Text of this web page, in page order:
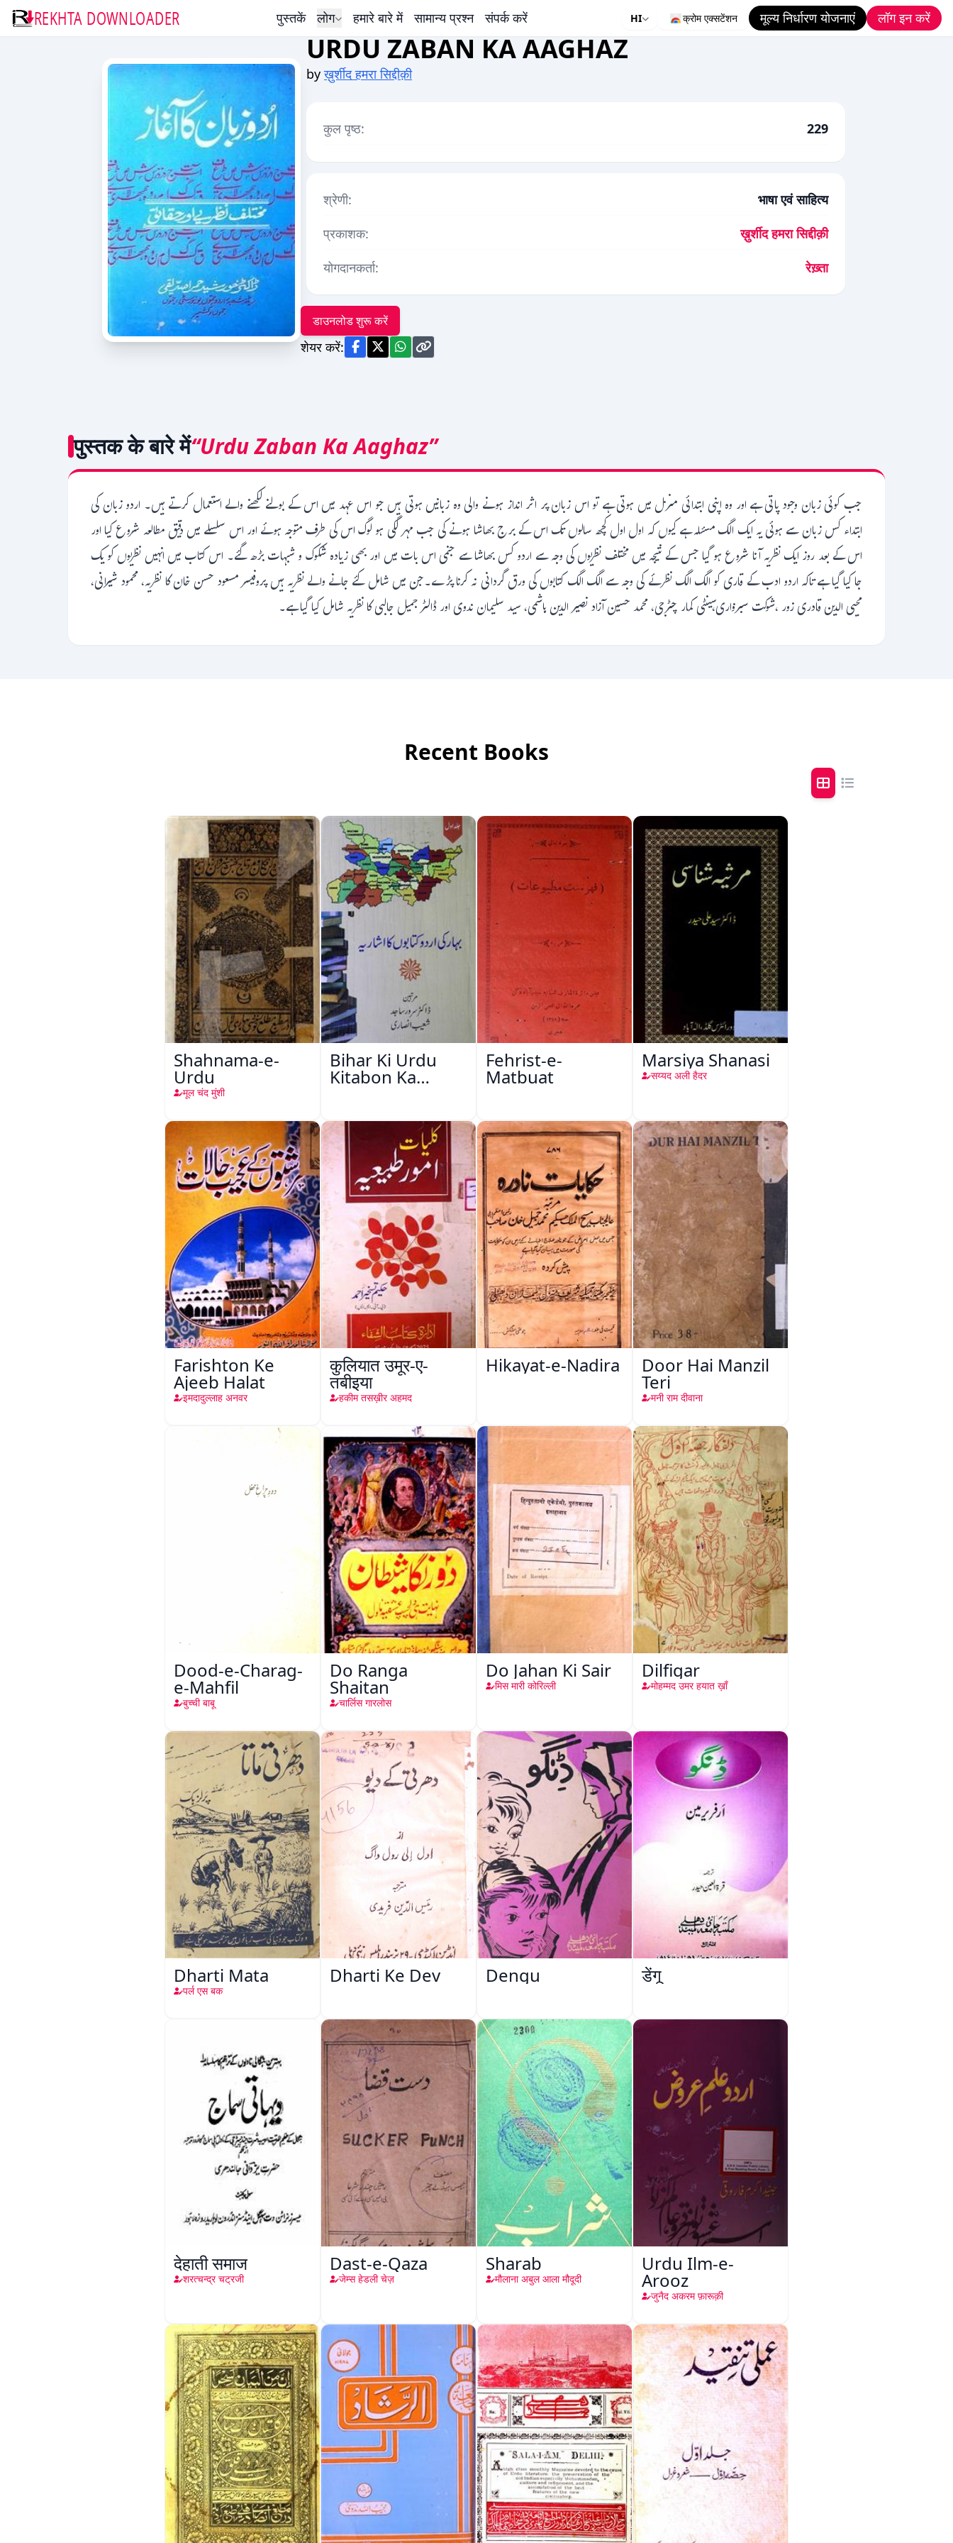
REKHTA DOWNLOADER पुस्तकें लोग हमारे बारे में सामान्य प्रश्न संपर्क करें HI क्रोम एक्सटेंशन मूल्य निर्धारण योजनाएं लॉग इन करें
URDU ZABAN KA AAGHAZ
byख़ुर्शीद हमरा सिद्दीक़ी
कुल पृष्ठ: 229
श्रेणी:
भाषा एवं साहित्य
प्रकाशक:
ख़ुर्शीद हमरा सिद्दीक़ी
योगदानकर्ता:
रेख़्ता
डाउनलोड शुरू करें
शेयर करें:
पुस्तक के बारे में“Urdu Zaban Ka Aaghaz”
جب کوئی زبان وجود پاتی ہے اور وہ اپنی ابتدائی منزل میں ہوتی ہے تو اس زبان پر اثر انداز ہونے والی وہ زبانیں ہوتی ہیں جو اس عہد میں اس کے بولنے لکھنے والے استعمال کرتے ہیں۔ اردو زبان کی
ابتداء کس زبان سے ہوئی یہ ایک الگ مسئلہ ہے کیوں کہ اول اول کچھ سالوں تک اس کے برج بھاشا ہونے کی جب مہر لگی ہو لوگ اس کی طرف متوجہ ہوئے اور اس سلسلے میں دقیق مطالعہ شروع کیا اور
اس کے بعد روز ایک نظریہ آنا شروع ہو گیا جس کے نتیجہ میں مختلف نظریوں کی وجہ سے اردو کس بھاشا سے جنمی اس بات میں اور بھی زیادہ شکوک و شبہات بڑھ گئے۔ اس کتاب میں انہیں نظریوں کو یک
جا کیا گیا ہے تاکہ اردو ادب کے قاری کو الگ الگ نظرئے کی وجہ سے الگ الگ کتابوں کی ورق گردانی نہ کرنا پڑے۔جن میں شامل کئے جانے والے نظریہ ہیں پروفیسر مسعود حسن خان کا نظریہ، محمود شیرانی،
محیی الدین قادری زور ،شوکت سبزواری،سینٹی کمار چٹرجی، محمد حسین آزاد نصیر الدین ہاشمی، سید سلیمان ندوی اور ڈالٹر جمیل جالبی کا نظریہ شامل کیا گیا ہے۔
Recent Books
Shahnama-e-
Urdu
मूल चंद मुंशी
Bihar Ki Urdu
Kitabon Ka
Fehrist-e-
Matbuat
Marsiya Shanasi
सय्यद अली हैदर
Farishton Ke
Ajeeb Halat
इमदादुल्लाह अनवर
कुलियात उमूर-ए-
तबीइया
हकीम तसख़ीर अहमद
Hikayat-e-Nadira Door Hai Manzil
Teri
मनी राम दीवाना
Dood-e-Charag-
e-Mahfil
बुच्ची बाबू
Do Ranga
Shaitan
चार्लिस गारलोस
Do Jahan Ki Sair
मिस मारी कोरिल्ली
Dilfigar
मोहम्मद उमर हयात ख़ाँ
Dharti Mata
पर्ल एस बक
Dharti Ke Dev Dengu डेंगू
देहाती समाज
शरत्चन्द्र चट्रजी
Dast-e-Qaza
जेम्स हेडली चेज़
Sharab
मौलाना अबुल आला मौदूदी
Urdu Ilm-e-
Arooz
जुनैद अकरम फ़ारूक़ी